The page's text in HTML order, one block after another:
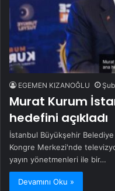
EGEMEN KIZANOĞLU
Murat Kurum
hedefini açıkladı
İstanbul Büyükşehir
Kongre Merkezi'nde
yayın yönetmenleri ile bir…
Devamını Oku »